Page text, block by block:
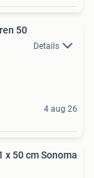
50
Details
4 aug 26
x 50 cm Sonoma